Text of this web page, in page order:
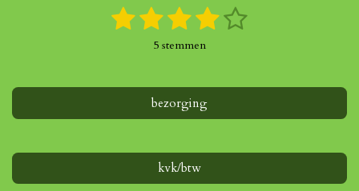
:
e
1
e
r
2
e
r
r
3
s
e
r
r
e
4
s
e
r
r
e
5
e
r
r
e
5 stemmen
bezorging
kvk/btw